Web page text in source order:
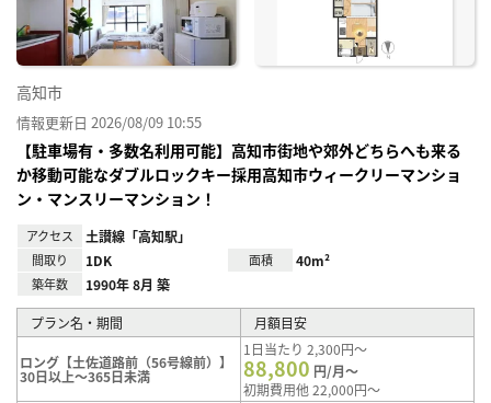
高知市
情報更新日 2026/08/09 10:55
【駐車場有・多数名利用可能】高知市街地や郊外どちらへも来る
か移動可能なダブルロックキー採用高知市ウィークリーマンショ
ン・マンスリーマンション！
アクセス 土讃線「高知駅」
間取り 1DK 面積 40m²
築年数 1990年 8月 築
プラン名・期間 月額目安
ロング【土佐道路前（56号線前）】
30日以上～365日未満
1日当たり 2,300円～
88,800 円/月～
初期費用他 22,000円～